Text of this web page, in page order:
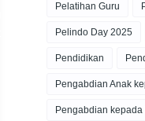
Pelatihan Guru
Pelindo Day 2025
Pendidikan
Pengabdian Anak
Pengabdian